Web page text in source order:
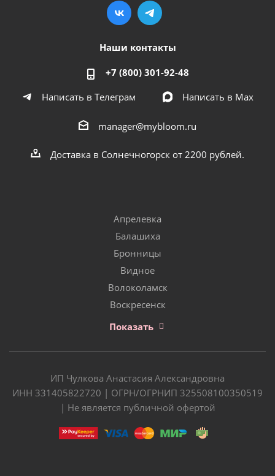
Наши контакты
+7 (800) 301-92-48
Написать в Телеграм
Написать в Мах
manager@mybloom.ru
Доставка в Солнечногорск от 2200 рублей.
Апрелевка
Балашиха
Бронницы
Видное
Волоколамск
Воскресенск
Показать
ИП Чулкова Анастасия Александровна
ИНН 331405822720 | ОГРН/ОГРНИП 325508100350519
| Не является публичной офертой